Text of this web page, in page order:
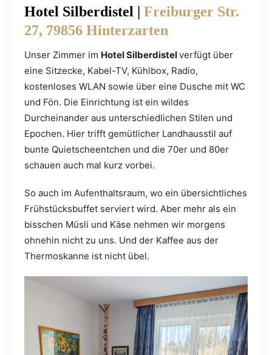
Hotel Silberdistel | Freiburger Str.
27, 79856 Hinterzarten
Unser Zimmer im Hotel Silberdistelverfügt über
eine Sitzecke, Kabel-TV, Kühlbox, Radio,
kostenloses WLAN sowie über eine Dusche mit WC
und Fön. Die Einrichtung ist ein wildes
Durcheinander aus unterschiedlichen Stilen und
Epochen. Hier trifft gemütlicher Landhausstil auf
bunte Quietscheentchen und die 70er und 80er
schauen auch mal kurz vorbei.
So auch im Aufenthaltsraum, wo ein übersichtliches
Frühstücksbuffet serviert wird. Aber mehr als ein
bisschen Müsli und Käse nehmen wir morgens
ohnehin nicht zu uns. Und der Kaffee aus der
Thermoskanne ist nicht übel.